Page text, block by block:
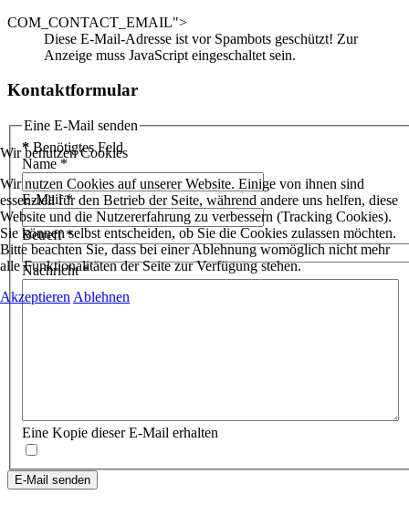
COM_CONTACT_EMAIL">
Diese E-Mail-Adresse ist vor Spambots geschützt! Zur
Anzeige muss JavaScript eingeschaltet sein.
Kontaktformular
Eine E-Mail senden
*Benötigtes Feld
Name *
E-Mail*
Betreff*
Nachricht*
Eine Kopie dieser E-Mail erhalten
E-Mail senden
Wir benutzen Cookies
Wir nutzen Cookies auf unserer Website. Einige von ihnen sind
essenziell für den Betrieb der Seite, während andere uns helfen, diese
Website und die Nutzererfahrung zu verbessern (Tracking Cookies).
Sie können selbst entscheiden, ob Sie die Cookies zulassen möchten.
Bitte beachten Sie, dass bei einer Ablehnung womöglich nicht mehr
alle Funktionalitäten der Seite zur Verfügung stehen.
Akzeptieren Ablehnen